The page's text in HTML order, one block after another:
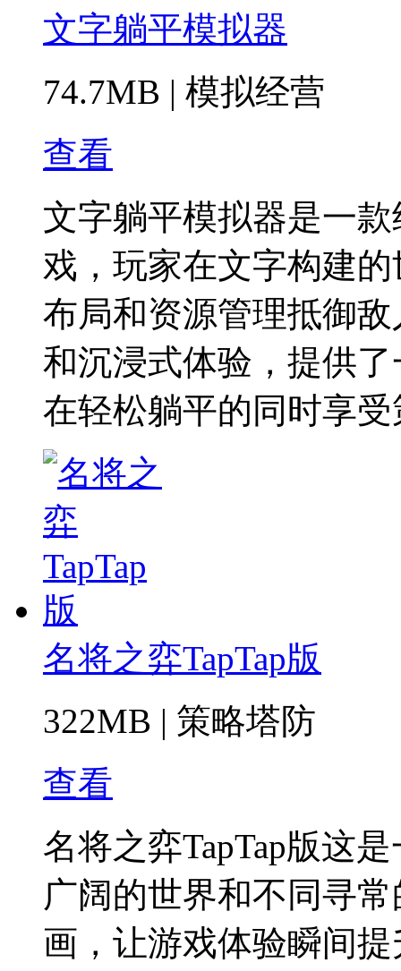
文字躺平模拟器
74.7MB | 模拟经营
查看
文字躺平模拟器是一
戏，玩家在文字构建
布局和资源管理抵御
和沉浸式体验，提供
在轻松躺平的同时享
名将之弈TapTap版
322MB | 策略塔防
查看
名将之弈TapTap版这
广阔的世界和不同寻
画，让游戏体验瞬间